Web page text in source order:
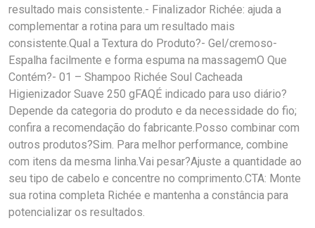
resultado mais consistente.- Finalizador Richée: ajuda a
complementar a rotina para um resultado mais
consistente.Qual a Textura do Produto?- Gel/cremoso-
Espalha facilmente e forma espuma na massagemO Que
Contém?- 01 – Shampoo Richée Soul Cacheada
Higienizador Suave 250 gFAQÉ indicado para uso diário?
Depende da categoria do produto e da necessidade do fio;
confira a recomendação do fabricante.Posso combinar com
outros produtos?Sim. Para melhor performance, combine
com itens da mesma linha.Vai pesar?Ajuste a quantidade ao
seu tipo de cabelo e concentre no comprimento.CTA: Monte
sua rotina completa Richée e mantenha a constância para
potencializar os resultados.